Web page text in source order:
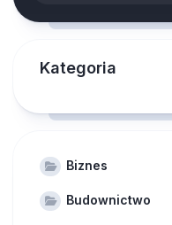
Kategoria
Biznes
Budownictwo